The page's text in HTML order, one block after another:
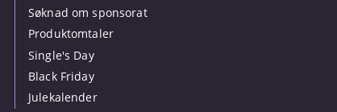
Søknad om sponsorat
Produktomtaler
Single's Day
Black Friday
Julekalender